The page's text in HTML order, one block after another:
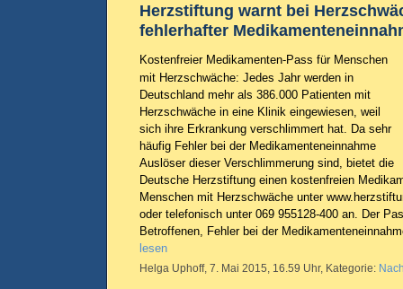
Herzstiftung warnt bei
fehlerhafter
Kostenfreier Medikamenten-Pass für Menschen
mit Herzschwäche: Jedes Jahr werden in
Deutschland mehr als 386.000 Patienten mit
Herzschwäche in eine Klinik eingewiesen, weil
sich ihre Erkrankung verschlimmert hat. Da sehr
häufig Fehler bei der Medikamenteneinnahme
Auslöser dieser Verschlimmerung sind, bietet die
Deutsche Herzstiftung einen kostenfreien
Menschen mit Herzschwäche unter
oder telefonisch unter 069 955128-400 an. Der
Betroffenen, Fehler bei der
lesen
Helga Uphoff, 7. Mai 2015, 16.59 Uhr, Kategorie: